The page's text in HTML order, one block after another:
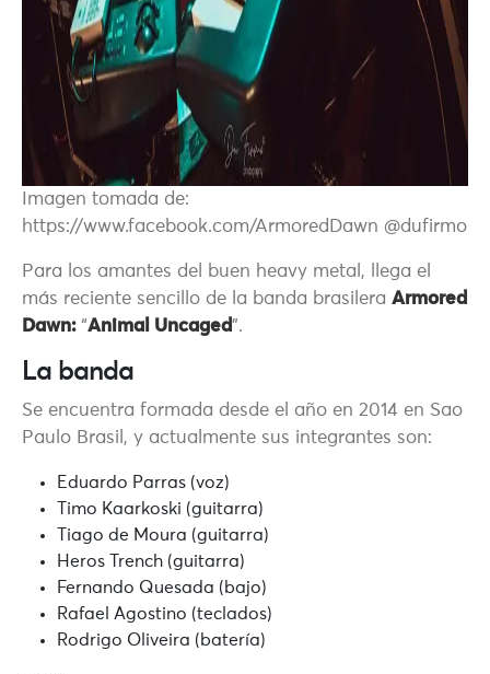
Imagen tomada de:
https://www.facebook.com/ArmoredDawn @dufirmo
Para los amantes del buen heavy metal, llega el
más reciente sencillo de la banda brasilera Armored
Dawn: “Animal Uncaged”.
La banda
Se encuentra formada desde el año en 2014 en Sao
Paulo Brasil, y actualmente sus integrantes son:
Eduardo Parras (voz)
Timo Kaarkoski (guitarra)
Tiago de Moura (guitarra)
Heros Trench (guitarra)
Fernando Quesada (bajo)
Rafael Agostino (teclados)
Rodrigo Oliveira (batería)